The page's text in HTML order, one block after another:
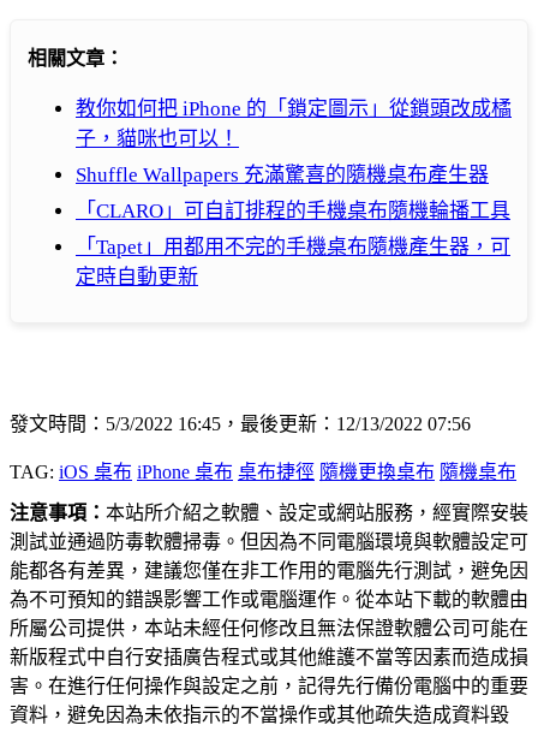
相關文章：
教你如何把 iPhone 的「鎖定圖示」從鎖頭改成橘
子，貓咪也可以！
Shuffle Wallpapers 充滿驚喜的隨機桌布產生器
「CLARO」可自訂排程的手機桌布隨機輪播工具
「Tapet」用都用不完的手機桌布隨機產生器，可
定時自動更新
發文時間：5/3/2022 16:45，最後更新：12/13/2022 07:56
TAG: iOS 桌布 iPhone 桌布 桌布捷徑 隨機更換桌布 隨機桌布
注意事項： 本站所介紹之軟體、設定或網站服務，經實際安裝
測試並通過防毒軟體掃毒。但因為不同電腦環境與軟體設定可
能都各有差異，建議您僅在非工作用的電腦先行測試，避免因
為不可預知的錯誤影響工作或電腦運作。從本站下載的軟體由
所屬公司提供，本站未經任何修改且無法保證軟體公司可能在
新版程式中自行安插廣告程式或其他維護不當等因素而造成損
害。在進行任何操作與設定之前，記得先行備份電腦中的重要
資料，避免因為未依指示的不當操作或其他疏失造成資料毀